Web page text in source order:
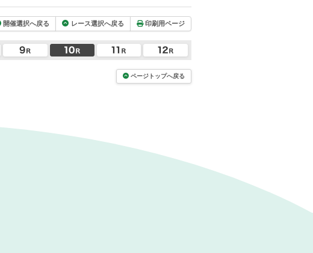
開催選択へ戻る レース選択へ戻る 印刷用ページ
ページトップへ戻る